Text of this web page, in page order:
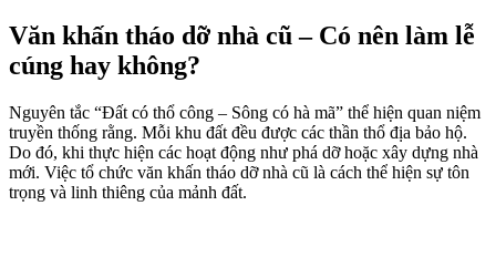
Văn khấn tháo dỡ nhà cũ – Có nên làm lễ
cúng hay không?
Nguyên tắc “Đất có thổ công – Sông có hà mã” thể hiện quan niệm
truyền thống rằng. Mỗi khu đất đều được các thần thổ địa bảo hộ.
Do đó, khi thực hiện các hoạt động như phá dỡ hoặc xây dựng nhà
mới. Việc tổ chức văn khấn tháo dỡ nhà cũ là cách thể hiện sự tôn
trọng và linh thiêng của mảnh đất.